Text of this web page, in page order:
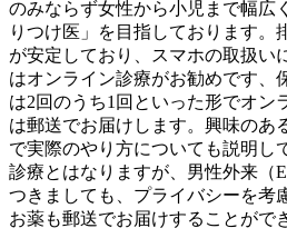
のみならず女性から小児まで幅広
りつけ医」を目指しております。
が安定しており、スマホの取扱い
はオンライン診療がお勧めです、
は2回のうち1回といった形でオン
は郵送でお届けします。興味のあ
で実際のやり方についても説明し
診療とはなりますが、男性外来（
つきましても、プライバシーを考
お薬も郵送でお届けすることがで